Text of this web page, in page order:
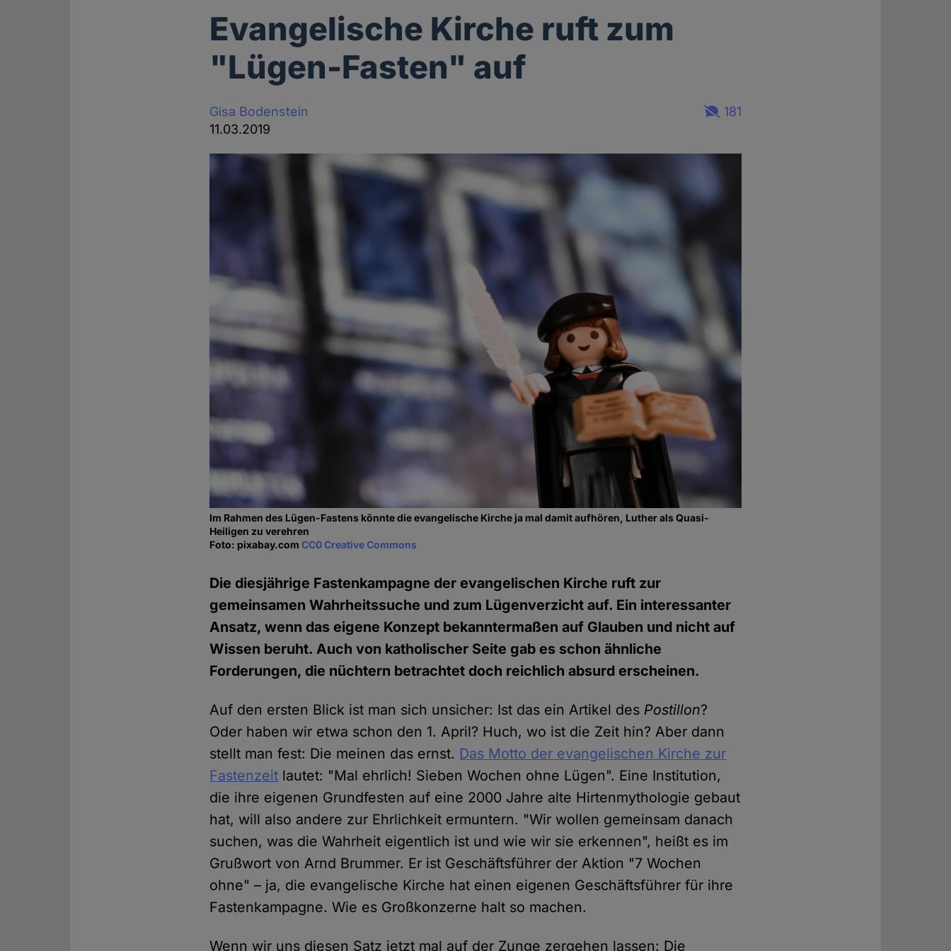
Evangelische Kirche ruft zum
"Lügen-Fasten" auf
Gisa Bodenstein
11.03.2019
181
Im Rahmen des Lügen-Fastens könnte die evangelische Kirche ja mal damit aufhören, Luther als Quasi-
Heiligen zu verehren
Foto: pixabay.comCC0 Creative Commons
Die diesjährige Fastenkampagne der evangelischen Kirche ruft zur
gemeinsamen Wahrheitssuche und zum Lügenverzicht auf. Ein interessanter
Ansatz, wenn das eigene Konzept bekanntermaßen auf Glauben und nicht auf
Wissen beruht. Auch von katholischer Seite gab es schon ähnliche
Forderungen, die nüchtern betrachtet doch reichlich absurd erscheinen.
Auf den ersten Blick ist man sich unsicher: Ist das ein Artikel des Postillon?
Oder haben wir etwa schon den 1. April? Huch, wo ist die Zeit hin? Aber dann
stellt man fest: Die meinen das ernst. Das Motto der evangelischen Kirche zur
Fastenzeit lautet: "Mal ehrlich! Sieben Wochen ohne Lügen". Eine Institution,
die ihre eigenen Grundfesten auf eine 2000 Jahre alte Hirtenmythologie gebaut
hat, will also andere zur Ehrlichkeit ermuntern. "Wir wollen gemeinsam danach
suchen, was die Wahrheit eigentlich ist und wie wir sie erkennen", heißt es im
Grußwort von Arnd Brummer. Er ist Geschäftsführer der Aktion "7 Wochen
ohne" – ja, die evangelische Kirche hat einen eigenen Geschäftsführer für ihre
Fastenkampagne. Wie es Großkonzerne halt so machen.
Wenn wir uns diesen Satz jetzt mal auf der Zunge zergehen lassen: Die